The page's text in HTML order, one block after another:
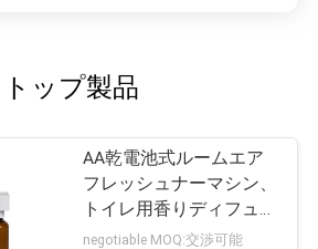
トップ製品
AA乾電池式ルームエア
フレッシュナーマシン、
トイレ用香りディフュー
ザーマシン
negotiable MOQ:交渉可能